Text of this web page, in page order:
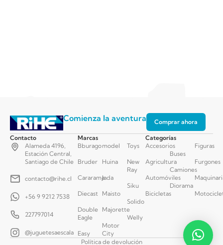
Comienza la aventura Comprar ahora
Contacto
Alameda 4196,
Estación Central,
Santiago de Chile
contacto@rihe.cl
+56 9 9212 7538
227797014
@juguetesaescala
Marcas
Bburago
Bruder
Cararama
Diecast
Double
Eagle
Easy
model
Huina
Jada
Maisto
Majorette
Motor
City
Toys
New
Ray
Siku
Solido
Welly
Categorías
Accesorios
Agricultura
Automóviles
Bicicletas
Buses
Camiones
Diorama
Figuras
Furgones
Política de devolución